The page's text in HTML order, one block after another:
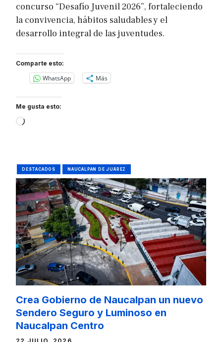
concurso “Desafío Juvenil 2026”, fortaleciendo
la convivencia, hábitos saludables y el
desarrollo integral de las juventudes.
Comparte esto:
WhatsApp Más
Me gusta esto:
Loading…
DESTACADOS NAUCALPAN DE JUÁREZ
Crea Gobierno de Naucalpan un nuevo
Sendero Seguro y Luminoso en
Naucalpan Centro